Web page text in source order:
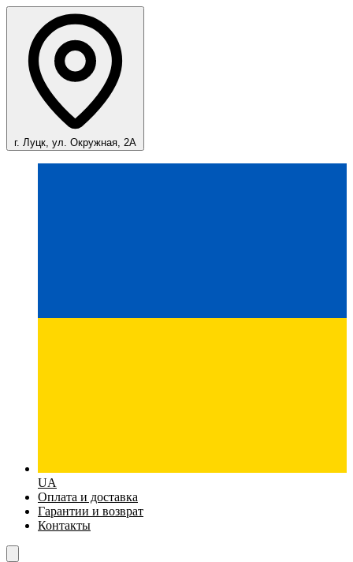
г. Луцк, ул. Окружная, 2А
UA
Оплата и доставка
Гарантии и возврат
Контакты